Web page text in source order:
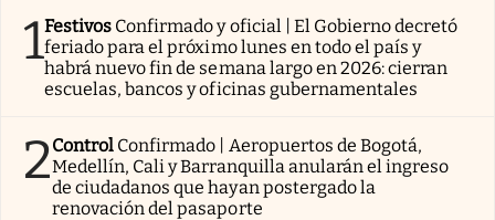
1Festivos Confirmado y oficial | El Gobierno decretó
feriado para el próximo lunes en todo el país y
habrá nuevo fin de semana largo en 2026: cierran
escuelas, bancos y oficinas gubernamentales
2Control Confirmado | Aeropuertos de Bogotá,
Medellín, Cali y Barranquilla anularán el ingreso
de ciudadanos que hayan postergado la
renovación del pasaporte